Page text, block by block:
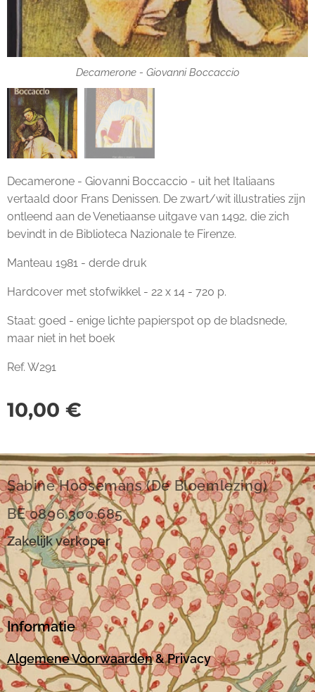
Decamerone - Giovanni Boccaccio
Decamerone - Giovanni Boccaccio
Decamerone - Giovanni Boccaccio - uit het Italiaans
vertaald door Frans Denissen. De zwart/wit illustraties zijn
ontleend aan de Venetiaanse uitgave van 1492, die zich
bevindt in de Biblioteca Nazionale te Firenze.
Manteau 1981 - derde druk
Hardcover met stofwikkel - 22 x 14 - 720 p.
Staat: goed - enige lichte papierspot op de bladsnede,
maar niet in het boek
Ref. W291
10,00 €
Sabine Hoosemans (De Bloemlezing)
BE 0896.300.685
Zakelijk verkoper
Informatie
Algemene Voorwaarden& Privacy